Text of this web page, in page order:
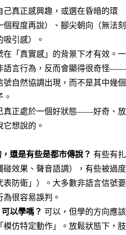
真正感興趣，或選在昏暗的環
程度再說）、腳尖朝向（無法刻
引感）。
「真實感」的背景下才有效。一
語言行為，反而會顯得很奇怪——
號自然協調出現，而不是其中幾個
真正處於一個好狀態——好奇、放
想說的。
還是有些是都市傳說？ 有些有扎
效果、聲音語調），有些被過度
防衛」）。大多數非語言信號要
很容易誤判。
以學嗎？ 可以，但學的方向應該
仿特定動作」。放鬆狀態下，肢